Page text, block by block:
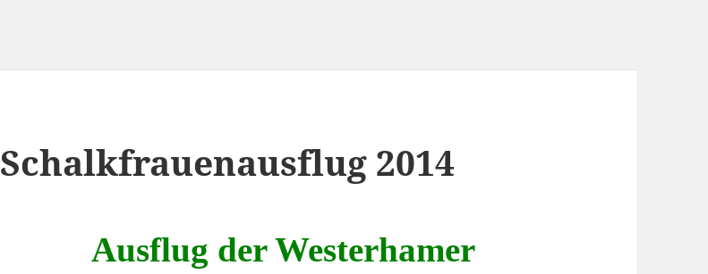
Schalkfrauenausflug 2014
Ausflug der Westerhamer